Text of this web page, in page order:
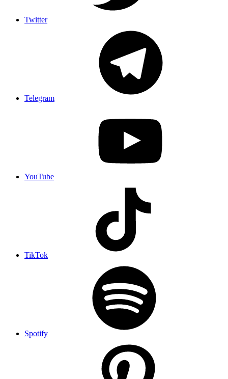
Twitter
Telegram
YouTube
TikTok
Spotify